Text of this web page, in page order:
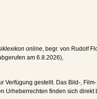
online, begr. von Rudolf
am 6.8.2026),
Verfügung gestellt. Das Bild-,
Urheberrechten finden sich direkt